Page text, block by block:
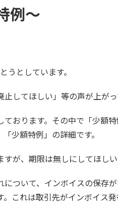
例～
うとしています。
してほしい」等の声が上がっ
おります。その中で「少額
少額特例」の詳細です。
が、期限は無しにしてほしい
ついて、インボイスの保存
これは取引先がインボイス